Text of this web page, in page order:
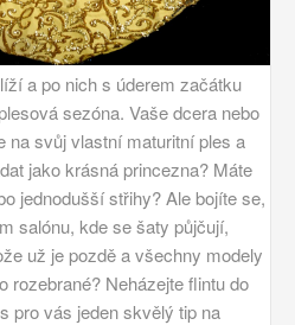
a po nich s úderem začátku
sezóna. Vaše dcera nebo
na svůj vlastní maturitní ples a
jako krásná princezna? Máte
jednodušší střihy? Ale bojíte se,
salónu, kde se šaty půjčují,
už je pozdě a všechny modely
rozebrané? Neházejte flintu do
pro vás jeden skvělý tip na